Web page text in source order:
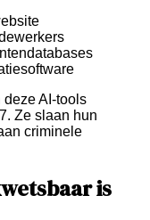
AI-tools
Ze slaan hun
criminele
is